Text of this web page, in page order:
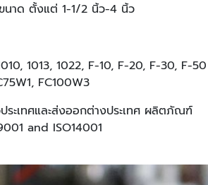
นาด ตั้งแต่ 1-1/2 นิ้ว-4 นิ้ว
1013, 1022, F-10, F-20, F-30, F-50
FC100W3
ระเทศและส่งออกต่างประเทศ ผลิตภัณฑ์
and ISO14001